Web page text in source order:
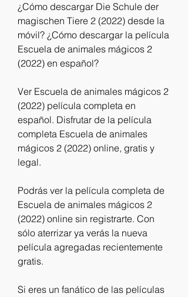
¿Cómo descargar Die Schule der
magischen Tiere 2 (2022) desde la
móvil? ¿Cómo descargar la película
Escuela de animales mágicos 2
(2022) en español?
Ver Escuela de animales mágicos 2
(2022) película completa en
español. Disfrutar de la película
completa Escuela de animales
mágicos 2 (2022) online, gratis y
legal.
Podrás ver la película completa de
Escuela de animales mágicos 2
(2022) online sin registrarte. Con
sólo aterrizar ya verás la nueva
película agregadas recientemente
gratis.
Si eres un fanático de las películas